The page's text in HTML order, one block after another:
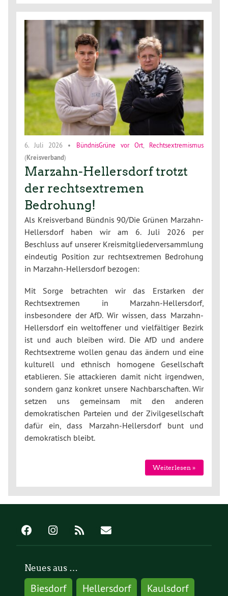
6. Juli 2026 • BündnisGrüne vor Ort, Rechtsextremismus
(Kreisverband)
Marzahn-Hellersdorf trotzt
der rechtsextremen
Bedrohung!
Als Kreisverband Bündnis 90/Die Grünen Marzahn-
Hellersdorf haben wir am 6. Juli 2026 per
Beschluss auf unserer Kreismitgliederversammlung
eindeutig Position zur rechtsextremen Bedrohung
in Marzahn-Hellersdorf bezogen:
Mit Sorge betrachten wir das Erstarken der
Rechtsextremen in Marzahn-Hellersdorf,
insbesondere der AfD. Wir wissen, dass Marzahn-
Hellersdorf ein weltoffener und vielfältiger Bezirk
ist und auch bleiben wird. Die AfD und andere
Rechtsextreme wollen genau das ändern und eine
kulturell und ethnisch homogene Gesellschaft
etablieren. Sie attackieren damit nicht irgendwen,
sondern ganz konkret unsere Nachbarschaften. Wir
setzen uns gemeinsam mit den anderen
demokratischen Parteien und der Zivilgesellschaft
dafür ein, dass Marzahn-Hellersdorf bunt und
demokratisch bleibt.
Weiterlesen »
Neues aus …
Biesdorf Hellersdorf
Kaulsdorf